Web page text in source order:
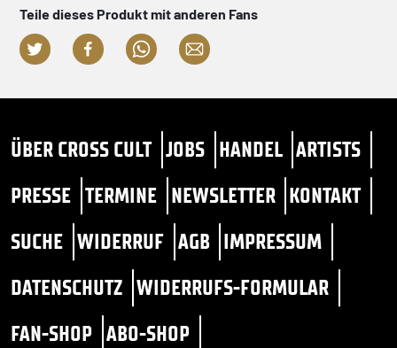
Teile dieses Produkt mit anderen Fans
ÜBER CROSS CULT JOBS HANDEL ARTISTS
PRESSE TERMINE NEWSLETTER KONTAKT
SUCHE WIDERRUF AGB IMPRESSUM
DATENSCHUTZ WIDERRUFS-FORMULAR
FAN-SHOP ABO-SHOP